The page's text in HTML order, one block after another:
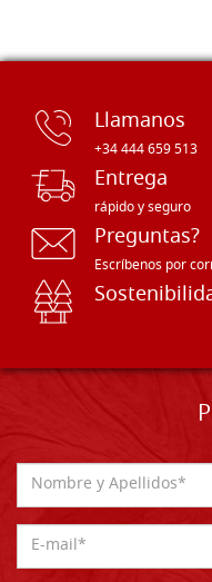
Llamanos
+34 444 659 513
Entrega
rápido y seguro
Preguntas?
Escríbenos por